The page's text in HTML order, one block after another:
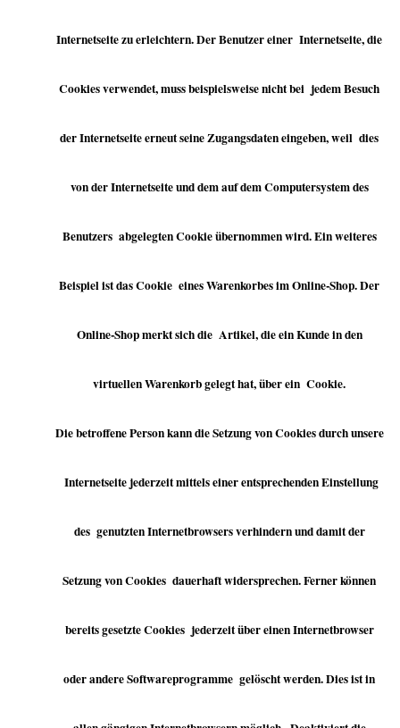
Internetseite zu erleichtern. Der Benutzer einer Internetseite, die
Cookies verwendet, muss beispielsweise nicht bei jedem Besuch
der Internetseite erneut seine Zugangsdaten eingeben, weil dies
von der Internetseite und dem auf dem Computersystem des
Benutzers abgelegten Cookie übernommen wird. Ein weiteres
Beispiel ist das Cookie eines Warenkorbes im Online-Shop. Der
Online-Shop merkt sich die Artikel, die ein Kunde in den
virtuellen Warenkorb gelegt hat, über ein Cookie.
Die betroffene Person kann die Setzung von Cookies durch unsere
Internetseite jederzeit mittels einer entsprechenden Einstellung
des genutzten Internetbrowsers verhindern und damit der
Setzung von Cookies dauerhaft widersprechen. Ferner können
bereits gesetzte Cookies jederzeit über einen Internetbrowser
oder andere Softwareprogramme gelöscht werden. Dies ist in